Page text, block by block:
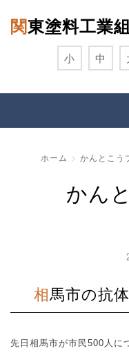
関東塗料工業
小 中
ホーム かんとこう
かん
相馬市の
先日相馬市が市民500 人に